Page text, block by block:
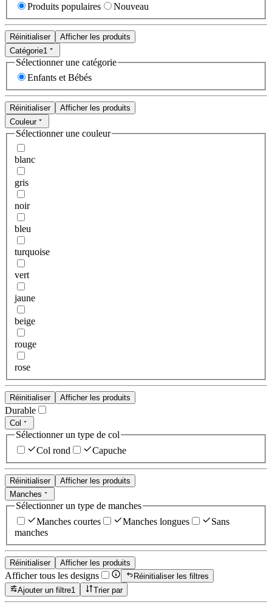
Produits populaires Nouveau
Réinitialiser
Afficher les produits
Catégorie1
Sélectionner une catégorie
Enfants et Bébés
Réinitialiser
Afficher les produits
Couleur
Sélectionner une couleur
blanc
gris
noir
bleu
turquoise
vert
jaune
beige
rouge
rose
Réinitialiser Afficher les produits
Durable
Col
Sélectionner un type de col
Col rond
Capuche
Réinitialiser
Afficher les produits
Manches
Sélectionner un type de manches
Manches courtes
Manches longues
Sans
manches
Réinitialiser Afficher les produits
Afficher tous les designs
Réinitialiser les filtres
Ajouter un filtre1 Trier par